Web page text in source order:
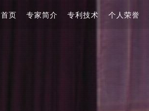
首页 专家简介 专利技术 个人荣誉